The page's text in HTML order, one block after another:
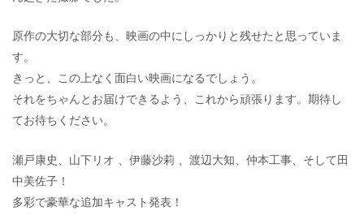
原作の大切な部分も、映画の中にしっかりと残せたと思っていま
す。
きっと、この上なく面白い映画になるでしょう。
それをちゃんとお届けできるよう、これから頑張ります。期待し
てお待ちください。
瀬戸康史、山下リオ 、伊藤沙莉 、渡辺大知、仲本工事、そして田
中美佐子！
多彩で豪華な追加キャスト発表！